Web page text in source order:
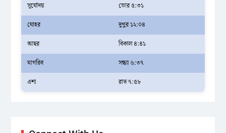
সূর্যোদয়
ভোর ৫:৩১
যোহর
দুপুর ১২:০৪
আছর
বিকাল ৪:৪১
মাগরিব
সন্ধ্যা ৬:৩৭
এশা
রাত ৭:৫৮